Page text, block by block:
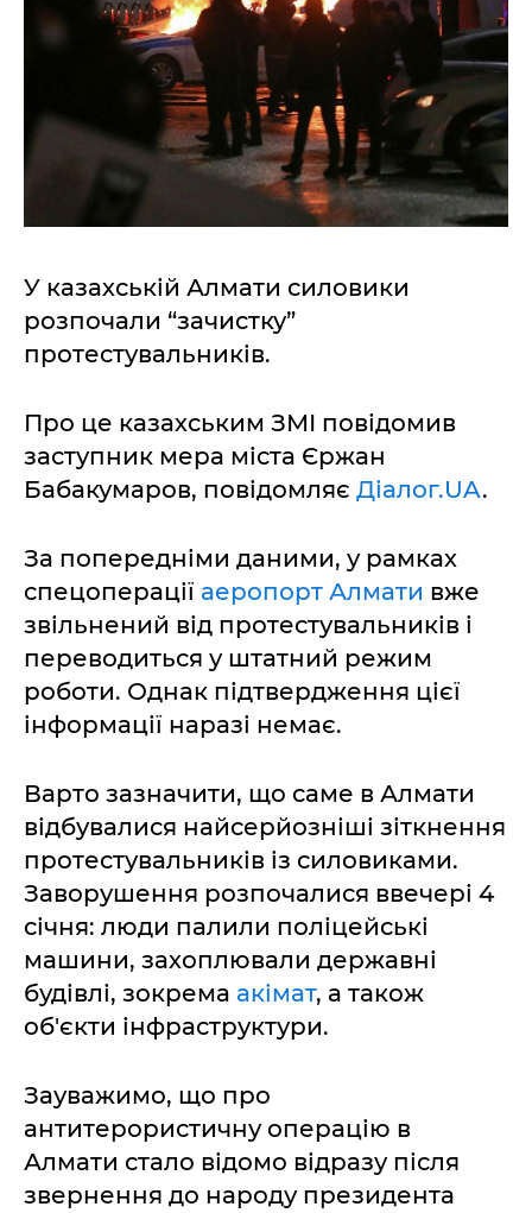
У казахській Алмати силовики
розпочали “зачистку”
протестувальників.
Про це казахським ЗМІ повідомив
заступник мера міста Єржан
Бабакумаров, повідомляє Діалог.UA.
За попередніми даними, у рамках
спецоперації аеропорт Алмати вже
звільнений від протестувальників і
переводиться у штатний режим
роботи. Однак підтвердження цієї
інформації наразі немає.
Варто зазначити, що саме в Алмати
відбувалися найсерйозніші зіткнення
протестувальників із силовиками.
Заворушення розпочалися ввечері 4
січня: люди палили поліцейські
машини, захоплювали державні
будівлі, зокрема акімат, а також
об'єкти інфраструктури.
Зауважимо, що про
антитерористичну операцію в
Алмати стало відомо відразу після
звернення до народу президента